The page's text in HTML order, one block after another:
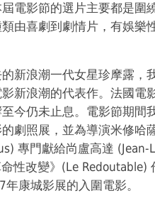
電影節的選片主要都是圍
由喜劇到劇情片，有娛樂
新浪潮一代女星珍摩露，
新浪潮的代表作。法國電
今仍未止息。電影節期間
劇照展，並為導演米修哈
專門獻給尚盧高達 (Jean-
性改變》(Le Redoutable)
康城影展的入圍電影。